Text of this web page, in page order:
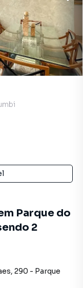
Parque do
2
, 290 - Parque